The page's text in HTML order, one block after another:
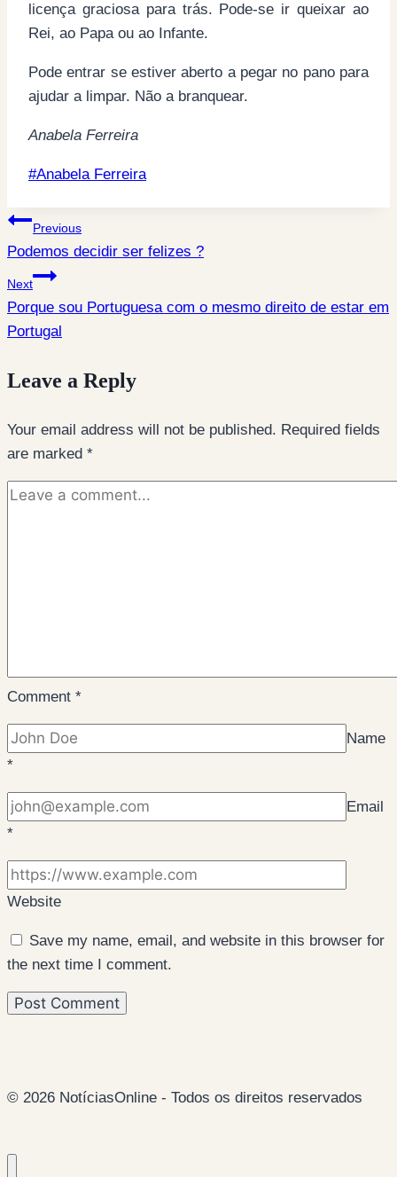
licença graciosa para trás. Pode-se ir queixar ao
Rei, ao Papa ou ao Infante.
Pode entrar se estiver aberto a pegar no pano para
ajudar a limpar. Não a branquear.
Anabela Ferreira
Post
#Anabela Ferreira
Post
navigation
Previous
Podemos decidir ser felizes ?
Next
Porque sou Portuguesa com o mesmo direito de estar em
Portugal
Leave a Reply
Your email address will not be published. Required fields
are marked *
Comment *
Name
*
Email
*
Website
Save my name, email, and website in this browser for
the next time I comment.
© 2026 NotíciasOnline - Todos os direitos reservados